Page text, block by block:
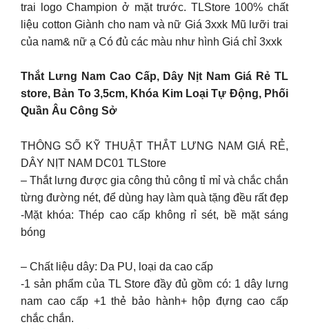
trai logo Champion ở mặt trước. TLStore 100% chất
liệu cotton Giành cho nam và nữ Giá 3xxk Mũ lưỡi trai
của nam& nữ ạ Có đủ các màu như hình Giá chỉ 3xxk
Thắt Lưng Nam Cao Cấp, Dây Nịt Nam Giá Rẻ TL
store, Bản To 3,5cm, Khóa Kim Loại Tự Động, Phối
Quần Âu Công Sở
THÔNG SỐ KỸ THUẬT THẮT LƯNG NAM GIÁ RẺ,
DÂY NỊT NAM DC01 TLStore
– Thắt lưng được gia công thủ công tỉ mỉ và chắc chắn
từng đường nét, để dùng hay làm quà tặng đều rất đẹp
-Mặt khóa: Thép cao cấp không rỉ sét, bề mặt sáng
bóng
– Chất liệu dây: Da PU, loại da cao cấp
-1 sản phẩm của TL Store đầy đủ gồm có: 1 dây lưng
nam cao cấp +1 thẻ bảo hành+ hộp đựng cao cấp
chắc chắn.